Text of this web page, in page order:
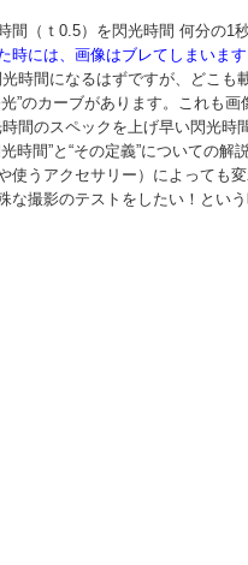
間（ｔ0.5）を閃光時間 何分の
時には、画像はブレてしまいま
時間になるはずですが、どこも
”のカーブがあります。これも
時間のスペックを上げ早い閃光
時間”と“その定義”についての解説
使うアクセサリー）によっても
な撮影のテストをしたい！とい